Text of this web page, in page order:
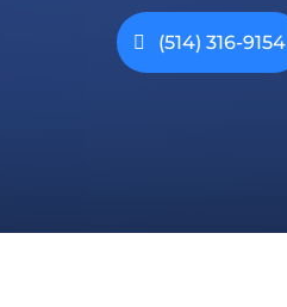
(514) 316-9154